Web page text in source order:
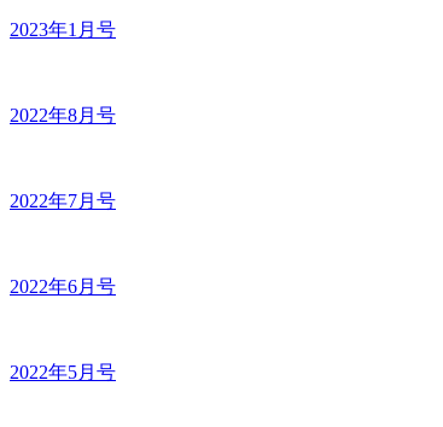
2023年1月号
2022年8月号
2022年7月号
2022年6月号
2022年5月号